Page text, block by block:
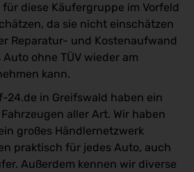
für diese Käufergruppe im Vorfeld
da sie nicht einschätzen
Reparatur- und Kostenaufwand
ohne TÜV wieder am
kann.
24.de in Greifswald haben ein
aller Art. Wir haben
großes Händlernetzwerk
praktisch für jedes Auto, auch
Außerdem kennen wir diverse